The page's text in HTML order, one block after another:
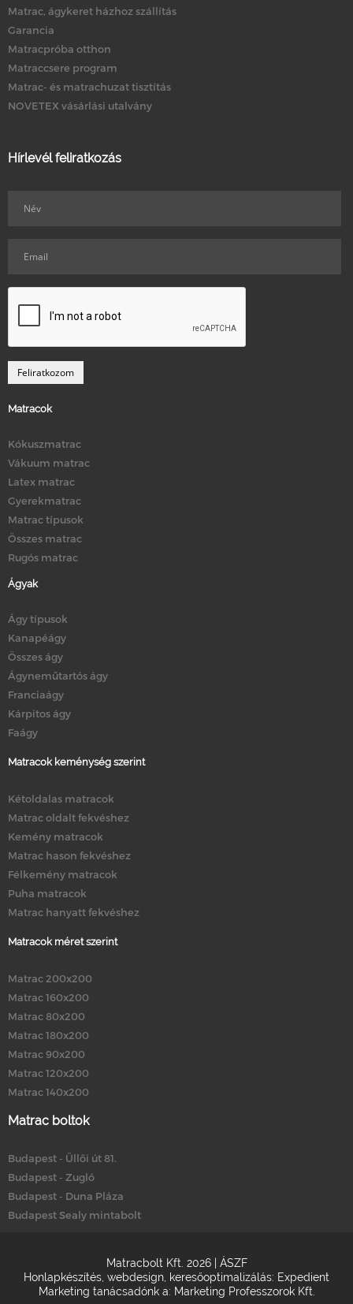
Matrac, ágykeret házhoz szállítás
Garancia
Matracpróba otthon
Matraccsere program
Matrac- és matrachuzat tisztítás
NOVETEX vásárlási utalvány
Hírlevél feliratkozás
Matracok
Kókuszmatrac
Vákuum matrac
Latex matrac
Gyerekmatrac
Matrac típusok
Összes matrac
Rugós matrac
Ágyak
Ágy típusok
Kanapéágy
Összes ágy
Ágyneműtartós ágy
Franciaágy
Kárpitos ágy
Faágy
Matracok keménység szerint
Kétoldalas matracok
Matrac oldalt fekvéshez
Kemény matracok
Matrac hason fekvéshez
Félkemény matracok
Puha matracok
Matrac hanyatt fekvéshez
Matracok méret szerint
Matrac 200x200
Matrac 160x200
Matrac 80x200
Matrac 180x200
Matrac 90x200
Matrac 120x200
Matrac 140x200
Matrac boltok
Budapest - Üllői út 81.
Budapest - Zugló
Budapest - Duna Pláza
Budapest Sealy mintabolt
Matracbolt Kft. 2026 | ÁSZF
Honlapkészítés webdesign keresőoptimalizálás: Expedient
Marketing tanácsadónk a: Marketing Professzorok Kft.